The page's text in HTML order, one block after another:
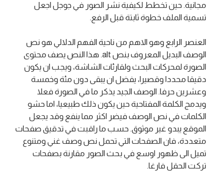
مجانية. حين تخطط لكيفية نشر الصور في جوجل اجعل
تسمية الملف خطوة ثابتة قبل الرفع.
العنصر الرابع وهو الاهم من ناحية الفهم الدلالي هو نص
الوصف البديل المعروف بنص alt. هذا النص يصف محتوى
الصورة لمحركات البحث ولقارئات الشاشة، ويجب ان يكون
دقيقا محددا وقصيرا، يفضل ان يبقى دون مئة وخمسة
وعشرين حرفا. الوصف الجيد يذكر ما في الصورة فعلا
ويدمج الكلمة المفتاحية حين يكون ذلك طبيعيا، اما حشو
الكلمات في نص الوصف فيضر اكثر مما ينفع وقد يجعل
الموقع يبدو غير موثوق. حسب ما راقبت في تدقيق صفحات
متعددة، فان الصفحات التي تحمل نص وصف غني ومتنوع
تميل الى ظهور اوسع في بحث الصور مقارنة بصفحات
تركت الحقل فارغا.